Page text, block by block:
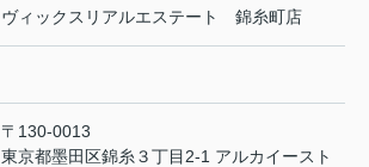
ヴィックスリアルエステート 錦糸町店
〒130-0013
東京都墨田区錦糸３丁目2-1 アルカイースト